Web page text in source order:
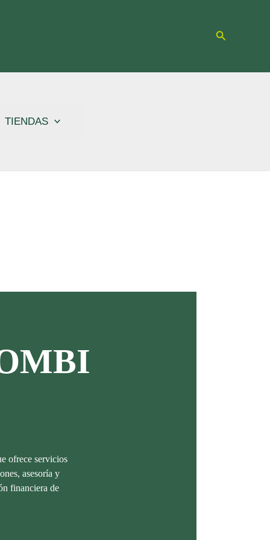
Buscar
TIENDAS
ofrece servicios
asesoría y
financiera de